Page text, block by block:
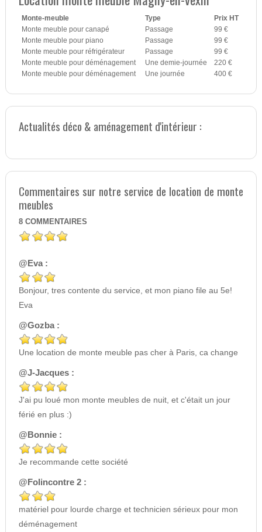
Monte-meuble Type
Prix HT
Monte meuble pour canapé
Passage
99 €
Monte meuble pour piano
Passage
99 €
Monte meuble pour réfrigérateur
Passage
99 €
Monte meuble pour déménagement
Une demie-journée
220 €
Monte meuble pour déménagement
Une journée 400 €
Actualités déco & aménagement d'intérieur :
Commentaires sur notre service de location de monte
meubles
8 COMMENTAIRES
@Eva :
Bonjour, tres contente du service, et mon piano file au 5e!
Eva
@Gozba :
Une location de monte meuble pas cher à Paris, ca change
@J-Jacques :
J'ai pu loué mon monte meubles de nuit, et c'était un jour
férié en plus :)
@Bonnie :
Je recommande cette société
@Folincontre 2 :
matériel pour lourde charge et technicien sérieux pour mon
déménagement